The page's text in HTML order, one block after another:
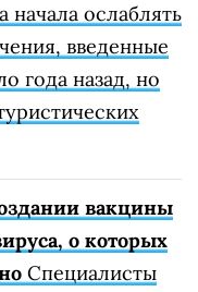
начала ослаблять
введенные
года назад, но
вакцины
о которых
Специалисты